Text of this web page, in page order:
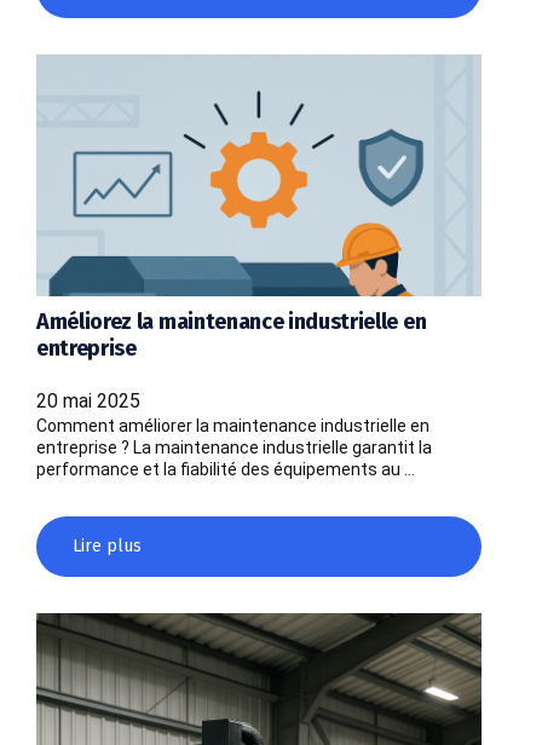
Améliorez la maintenance industrielle en
entreprise
20 mai 2025
Comment améliorer la maintenance industrielle en
entreprise ? La maintenance industrielle garantit la
performance et la fiabilité des équipements au …
Lire plus